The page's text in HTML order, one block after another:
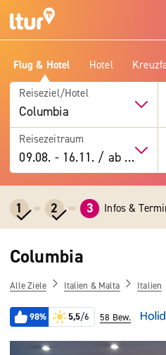
Flug & Hotel Hotel
Reiseziel/Hotel
Columbia
Reisezeitraum
09.08. -16.11. / ab 7 Tage
1 2 3 Infos &
Columbia
Alle Ziele Italien & Malta Italien
98% 5,5/6 58 Bew.